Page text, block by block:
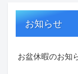
お知らせ
お盆休暇のお知